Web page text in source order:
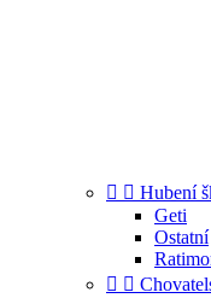
  Hubení
Geti
Ostatní
 